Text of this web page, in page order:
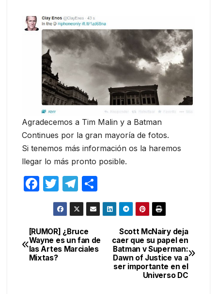
Agradecemos a Tim Malin y a Batman
Continues por la gran mayoría de fotos.
Si tenemos más información os la haremos
llegar lo más pronto posible.
F
e
b
o
T
w
itt
er
T
el
e
gr
a
o
m
ar
Navegación
de
Scott McNairy deja
caer que su papel en
Batman v Superman:
Dawn of Justice va a
ser importante en el
Universo DC
[RUMOR] ¿Bruce
Wayne es un fan de
las Artes Marciales
Mixtas?